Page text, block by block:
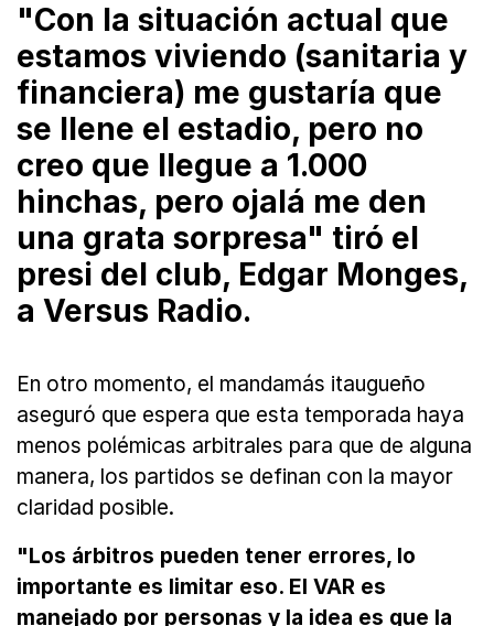
"Con la situación actual que
estamos viviendo (sanitaria y
financiera) me gustaría que
se llene el estadio, pero no
creo que llegue a 1.000
hinchas, pero ojalá me den
una grata sorpresa" tiró el
presi del club, Edgar Monges,
a Versus Radio.
En otro momento, el mandamás itaugueño
aseguró que espera que esta temporada haya
menos polémicas arbitrales para que de alguna
manera, los partidos se definan con la mayor
claridad posible.
"Los árbitros pueden tener errores, lo
importante es limitar eso. El VAR es
manejado por personas y la idea es que la